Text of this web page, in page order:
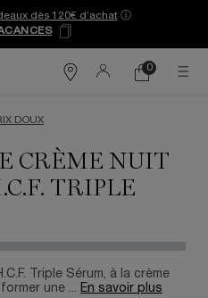
dès 120€ d’achat ⓘ
Trouver
Mon
0
0 produit
DOUX
CRÈME NUIT
TRIPLE
Triple Sérum, à la crème
une ... En savoir plus